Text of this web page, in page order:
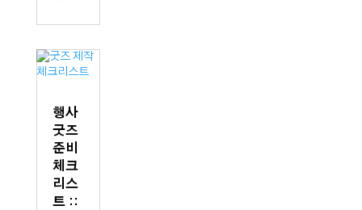
행사
굿즈
준비
체크
리스
트 ::